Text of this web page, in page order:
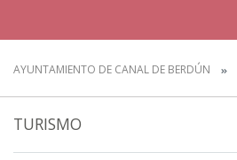
AYUNTAMIENTO DE CANAL DE BERDÚN
TURISMO